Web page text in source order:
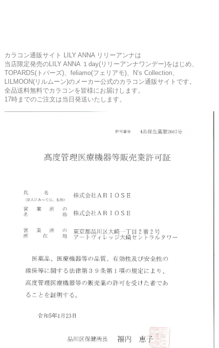
カラコン通販サイト LILY ANNA リリーアンナは
当店限定発売のLILY ANNA １day(リリーアンナワンデー)をはじめ、
TOPARDS(トパーズ)、feliamo(フェリアモ)、N’s Collection、
LILMOON(リルムーン)のメーカー公式のカラコン通販サイトです。
全品送料無料でカラコンを皆様にお届けします。
17時までのご注文は当日発送いたします。